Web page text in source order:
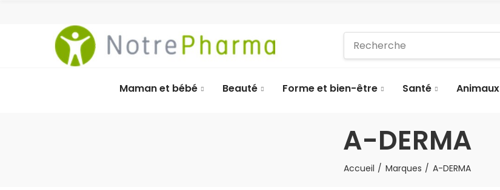
Maman et bébé Beauté Forme et bien-être Santé Animaux
A-DERMA
Accueil Marques A-DERMA